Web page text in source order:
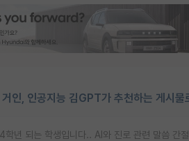
인, 인공지능 김GPT가 추천하는 게시물
학년 되는 학생입니다.. AI와 진로 관련 말씀 간